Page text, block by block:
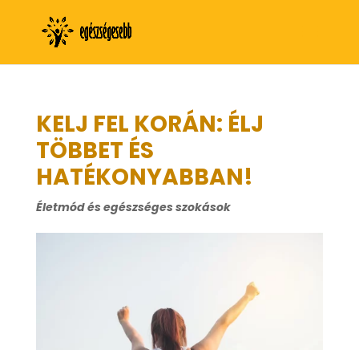
KELJ FEL KORÁN: ÉLJ
TÖBBET ÉS
HATÉKONYABBAN!
Életmód és egészséges szokások